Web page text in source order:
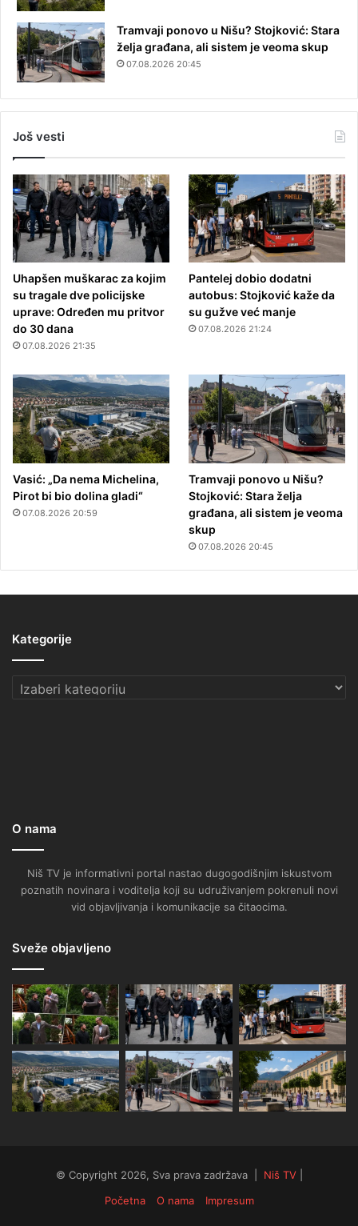
Tramvaji ponovo u Nišu? Stojković: Stara
želja građana, ali sistem je veoma skup
07.08.2026 20:45
Još vesti
Uhapšen muškarac za kojim
su tragale dve policijske
uprave: Određen mu pritvor
do 30 dana
07.08.2026 21:35
Pantelej dobio dodatni
autobus: Stojković kaže da
su gužve već manje
07.08.2026 21:24
Vasić: „Da nema Michelina,
Pirot bi bio dolina gladi“
07.08.2026 20:59
Tramvaji ponovo u Nišu?
Stojković: Stara želja
građana, ali sistem je veoma
skup
07.08.2026 20:45
Kategorije
Kategorije
O nama
Niš TV je informativni portal nastao dugogodišnjim iskustvom
poznatih novinara i voditelja koji su udruživanjem pokrenuli novi
vid objavljivanja i komunikacije sa čitaocima.
Sveže objavljeno
© Copyright 2026, Sva prava zadržava | Niš TV|
Početna
O nama Impresum